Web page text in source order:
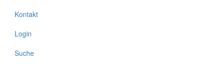
Kontakt
Login
Suche